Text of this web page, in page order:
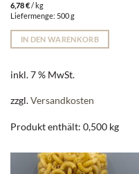
6,78€/kg
Liefermenge: 500 g
IN DEN WARENKORB
inkl. 7 % MwSt.
zzgl.Versandkosten
Produkt enthält: 0,500 kg